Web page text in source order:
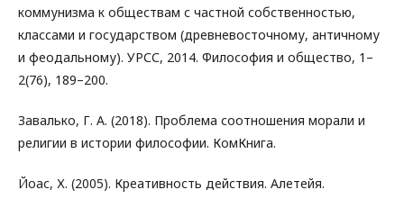
коммунизма к обществам с частной собственностью,
классами и государством (древневосточному, античному
и феодальному). УРСС, 2014. Философия и общество, 1–
2(76), 189–200.
Завалько, Г. А. (2018). Проблема соотношения морали и
религии в истории философии. КомКнига.
Йоас, Х. (2005). Креативность действия. Алетейя.